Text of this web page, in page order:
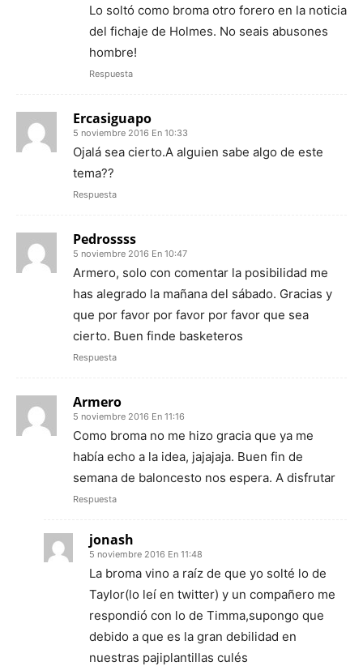
Lo soltó como broma otro forero en la noticia
del fichaje de Holmes. No seais abusones
hombre!
Respuesta
Ercasiguapo
5 noviembre 2016 En 10:33
Ojalá sea cierto.A alguien sabe algo de este
tema??
Respuesta
Pedrossss
5 noviembre 2016 En 10:47
Armero, solo con comentar la posibilidad me
has alegrado la mañana del sábado. Gracias y
que por favor por favor por favor que sea
cierto. Buen finde basketeros
Respuesta
Armero
5 noviembre 2016 En 11:16
Como broma no me hizo gracia que ya me
había echo a la idea, jajajaja. Buen fin de
semana de baloncesto nos espera. A disfrutar
Respuesta
jonash
5 noviembre 2016 En 11:48
La broma vino a raíz de que yo solté lo de
Taylor(lo leí en twitter) y un compañero me
respondió con lo de Timma,supongo que
debido a que es la gran debilidad en
nuestras pajiplantillas culés